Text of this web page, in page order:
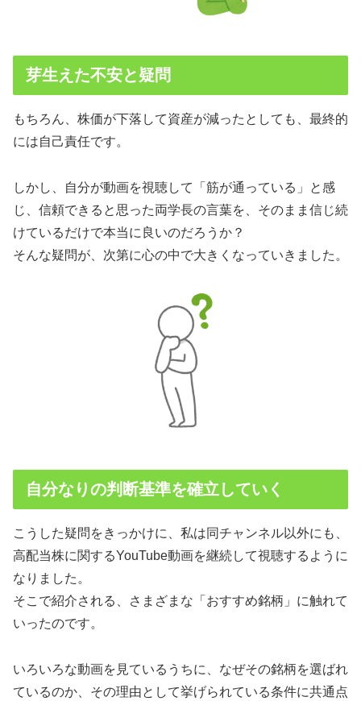
芽生えた不安と疑問
もちろん、株価が下落して資産が減ったとしても、最終的
には自己責任です。
しかし、自分が動画を視聴して「筋が通っている」と感
じ、信頼できると思った両学長の言葉を、そのまま信じ続
けているだけで本当に良いのだろうか？
そんな疑問が、次第に心の中で大きくなっていきました。
自分なりの判断基準を確立していく
こうした疑問をきっかけに、私は同チャンネル以外にも、
高配当株に関するYouTube動画を継続して視聴するように
なりました。
そこで紹介される、さまざまな「おすすめ銘柄」に触れて
いったのです。
いろいろな動画を見ているうちに、なぜその銘柄を選ばれ
ているのか、その理由として挙げられている条件に共通点